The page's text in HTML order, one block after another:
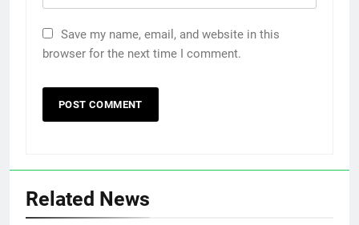
Save my name, email, and website in this
browser for the next time I comment.
Related News